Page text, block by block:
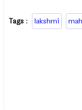
Tags : lakshmi